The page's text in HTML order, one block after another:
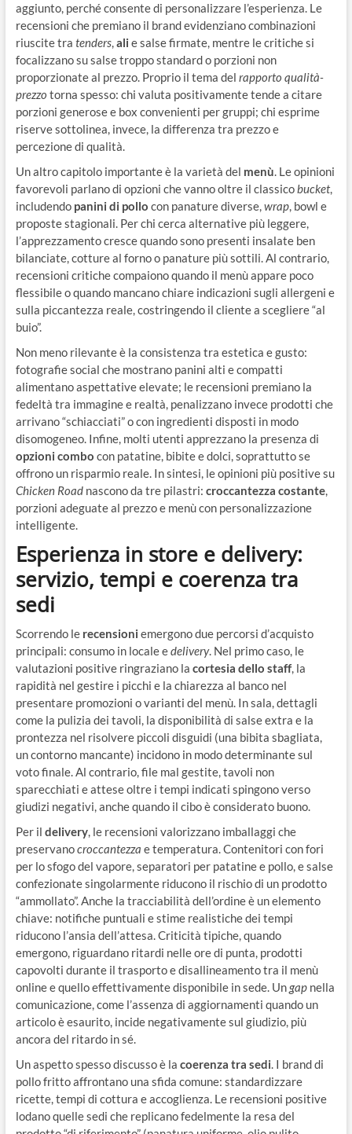
aggiunto, perché consente di personalizzare l’esperienza. Le
recensioni che premiano il brand evidenziano combinazioni
riuscite tra tenders,ali e salse firmate, mentre le critiche si
focalizzano su salse troppo standard o porzioni non
proporzionate al prezzo. Proprio il tema del rapporto qualità-
prezzo torna spesso: chi valuta positivamente tende a citare
porzioni generose e box convenienti per gruppi; chi esprime
riserve sottolinea, invece, la differenza tra prezzo e
percezione di qualità.
Un altro capitolo importante è la varietà del menù. Le opinioni
favorevoli parlano di opzioni che vanno oltre il classicobucket,
includendo panini di pollo con panature diverse,wrap, bowl e
proposte stagionali. Per chi cerca alternative più leggere,
l’apprezzamento cresce quando sono presenti insalate ben
bilanciate, cotture al forno o panature più sottili. Al contrario,
recensioni critiche compaiono quando il menù appare poco
flessibile o quando mancano chiare indicazioni sugli allergeni e
sulla piccantezza reale, costringendo il cliente a scegliere “al
buio”.
Non meno rilevante è la consistenza tra estetica e gusto:
fotografie social che mostrano panini alti e compatti
alimentano aspettative elevate; le recensioni premiano la
fedeltà tra immagine e realtà, penalizzano invece prodotti che
arrivano “schiacciati” o con ingredienti disposti in modo
disomogeneo. Infine, molti utenti apprezzano la presenza di
opzioni combo con patatine, bibite e dolci, soprattutto se
offrono un risparmio reale. In sintesi, le opinioni più positive su
Chicken Roadnascono da tre pilastri: croccantezza costante,
porzioni adeguate al prezzo e menù con personalizzazione
intelligente.
Esperienza in store e delivery:
servizio, tempi e coerenza tra
sedi
Scorrendo le recensioni emergono due percorsi d’acquisto
principali: consumo in locale edelivery. Nel primo caso, le
valutazioni positive ringraziano la cortesia dello staff, la
rapidità nel gestire i picchi e la chiarezza al banco nel
presentare promozioni o varianti del menù. In sala, dettagli
come la pulizia dei tavoli, la disponibilità di salse extra e la
prontezza nel risolvere piccoli disguidi (una bibita sbagliata,
un contorno mancante) incidono in modo determinante sul
voto finale. Al contrario, file mal gestite, tavoli non
sparecchiati e attese oltre i tempi indicati spingono verso
giudizi negativi, anche quando il cibo è considerato buono.
Per il delivery, le recensioni valorizzano imballaggi che
preservanocroccantezza e temperatura. Contenitori con fori
per lo sfogo del vapore, separatori per patatine e pollo, e salse
confezionate singolarmente riducono il rischio di un prodotto
“ammollato”. Anche la tracciabilità dell’ordine è un elemento
chiave: notifiche puntuali e stime realistiche dei tempi
riducono l’ansia dell’attesa. Criticità tipiche, quando
emergono, riguardano ritardi nelle ore di punta, prodotti
capovolti durante il trasporto e disallineamento tra il menù
online e quello effettivamente disponibile in sede. Ungapnella
comunicazione, come l’assenza di aggiornamenti quando un
articolo è esaurito, incide negativamente sul giudizio, più
ancora del ritardo in sé.
Un aspetto spesso discusso è la coerenza tra sedi. I brand di
pollo fritto affrontano una sfida comune: standardizzare
ricette, tempi di cottura e accoglienza. Le recensioni positive
lodano quelle sedi che replicano fedelmente la resa del